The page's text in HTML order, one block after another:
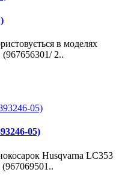
в моделях
(967656301/ 2..
05)
Husqvarna LC353